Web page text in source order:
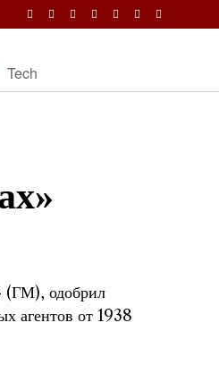
Tech
(ГМ), одобрил
агентов от 1938